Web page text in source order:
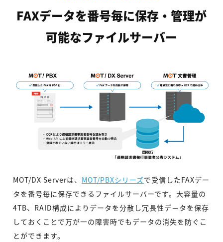
FAXデータを番号毎に保存・管理が
可能なファイルサーバー
MOT/DX Serverは、 MOT/PBXシリーズで受信したFAXデー
タを番号毎に保存できるファイルサーバーです。大容量の
4TB、RAID構成によりデータを分散し冗長性デ－タを保存
しておくことで万が一の障害時でもデータの消失を防ぐこ
とができます。